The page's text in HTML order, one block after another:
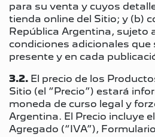
para su venta y cuyos
tienda online del Sitio; y (b)
República Argentina, sujeto
condiciones adicionales que
presente y en cada
3.2. El precio de los
Sitio (el “Precio”) estará
moneda de curso legal y
Argentina. El Precio incluye
Agregado (“IVA”),